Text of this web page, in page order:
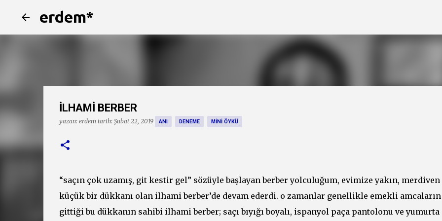
erdem*
İLHAMİ BERBER
yazan: erdem tarih: Şubat 22, 2019 ANI DENEME MINI ÖYKÜ
“saçın çok uzamış, git kestir gel” sözüyle başlayan berber yolculuğum, evimize yakın, merdiven
küçük bir dükkanı olan ilhami berber’de devam ederdi. o zamanlar genellikle emekli amcaların
gittiği bu dükkanın sahibi ilhami berber; saçı bıyığı boyalı, ispanyol paça pantolonu ve yumurta